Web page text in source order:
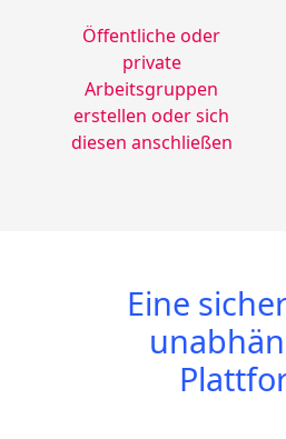
Öffentliche oder
private
Arbeitsgruppen
erstellen oder sich
diesen anschließen
Eine